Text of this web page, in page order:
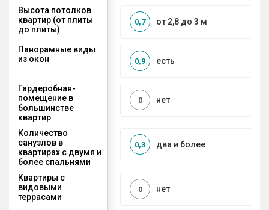
Высота потолков
квартир (от плиты
до плиты)
от 2,8 до 3 м
0,7
Панорамные виды
из окон
есть
0,9
Гардеробная-
помещение в
большинстве
квартир
нет
0
Количество
санузлов в
квартирах с двумя и
более спальнями
два и более
0,3
Квартиры с
видовыми
террасами
нет
0